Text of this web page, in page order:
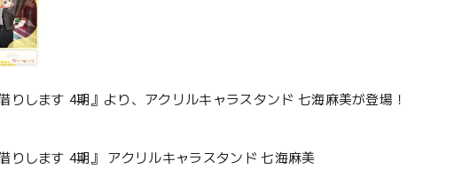
りします 4期』より、アクリルキャラスタンド 七海麻美が登場！
りします 4期』 アクリルキャラスタンド 七海麻美